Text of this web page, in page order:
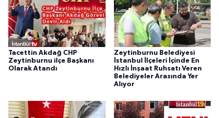
Tacettin Akdağ CHP
Zeytinburnu ilçe Başkanı
Olarak Atandı
Zeytinburnu Belediyesi
İstanbul İlçeleri İçinde En
Hızlı İnşaat Ruhsatı Veren
Belediyeler Arasında Yer
Alıyor